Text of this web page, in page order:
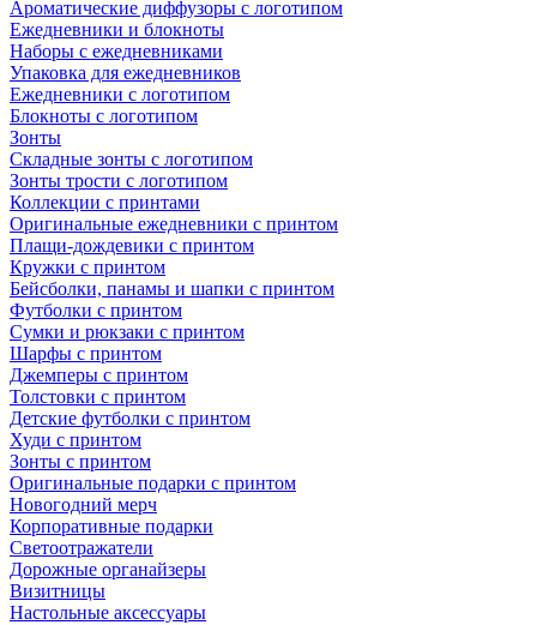
Ароматические диффузоры с логотипом
Ежедневники и блокноты
Наборы с ежедневниками
Упаковка для ежедневников
Ежедневники с логотипом
Блокноты с логотипом
Зонты
Складные зонты с логотипом
Зонты трости с логотипом
Коллекции с принтами
Оригинальные ежедневники с принтом
Плащи-дождевики с принтом
Кружки с принтом
Бейсболки, панамы и шапки с принтом
Футболки с принтом
Сумки и рюкзаки с принтом
Шарфы с принтом
Джемперы с принтом
Толстовки с принтом
Детские футболки с принтом
Худи с принтом
Зонты с принтом
Оригинальные подарки с принтом
Новогодний мерч
Корпоративные подарки
Светоотражатели
Дорожные органайзеры
Визитницы
Настольные аксессуары